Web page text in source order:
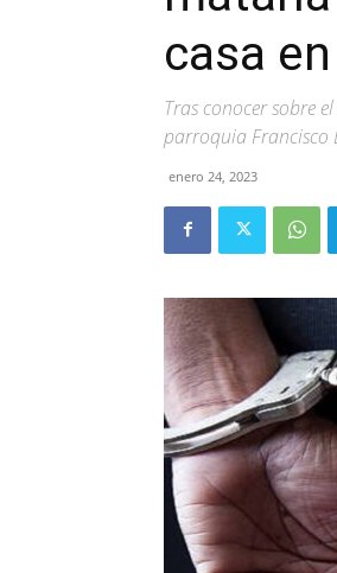
casa
Tras conocer sobre
parroquia Francisco
enero 24, 2023